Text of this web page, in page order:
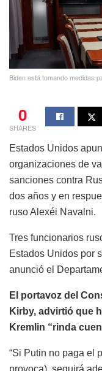
Biden está tomando medidas
0
SHARES
Estados Unidos
organizaciones de
sanciones contra
dos años y en
ruso Alexéi Navalni.
Tres funcionarios
Estados Unidos por
anunció el
El portavoz del
Kirby, advirtió que
Kremlin “rinda
“Si Putin no paga el
provoca), seguirá